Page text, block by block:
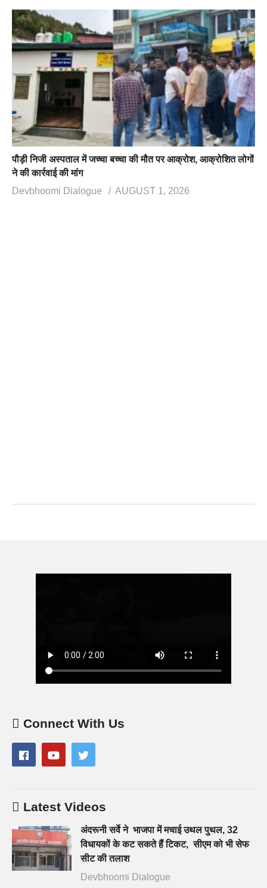
पौड़ी निजी अस्पताल में जच्चा बच्चा की मौत पर आक्रोश, आक्रोशित लोगों
ने की कार्रवाई की मांग
Devbhoomi Dialogue
AUGUST 1, 2026
Connect With Us
Latest Videos
अंदरूनी सर्वे ने भाजपा में मचाई उथल पुथल, 32
विधायकों के कट सकते हैं टिकट, सीएम को भी सेफ
सीट की तलाश
Devbhoomi Dialogue